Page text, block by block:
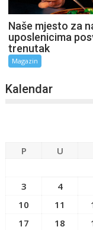
Naše mjesto za
uposlenicima
trenutak
Magazin
Kalendar
P U
3
4
10
11
17
18